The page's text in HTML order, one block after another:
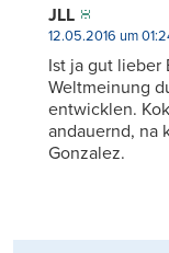
JLL
12.05.2016 um
Ist ja gut lieber
Weltmeinung
entwicklen.
andauernd, na
Gonzalez.